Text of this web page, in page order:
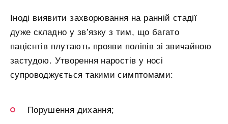
Іноді виявити захворювання на ранній стадії
дуже складно у зв’язку з тим, що багато
пацієнтів плутають прояви поліпів зі звичайною
застудою. Утворення наростів у носі
супроводжується такими симптомами:
Порушення дихання;